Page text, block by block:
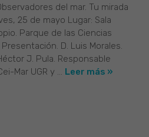
del mar. Tu mirada
25 de mayo Lugar: Sala
Parque de las Ciencias
D. Luis Morales.
J. Pula. Responsable
Mar UGR y ... Leer más »